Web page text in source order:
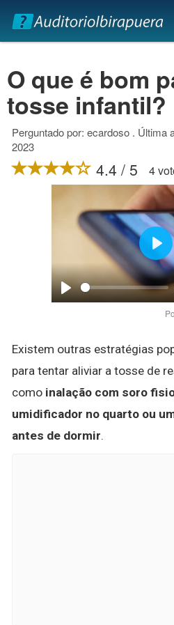
O que é bom
tosse infantil?
Perguntado por: ecardoso . Última
2023
4.4 / 5 4
Play
Play
Existem outras estratégias
para tentar aliviar a tosse de
como inalação com soro
umidificador no quarto ou
antes de dormir.